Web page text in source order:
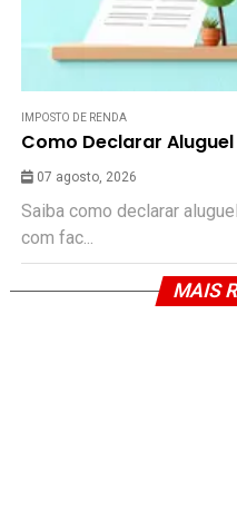
IMPOSTO DE RENDA
Como Declarar
07 agosto, 2026
Saiba como declarar
com fac...
MAIS